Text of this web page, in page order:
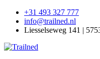
+31 493 327 777
info@trailned.nl
Liesselseweg 141 |